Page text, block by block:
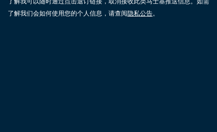
了解我们会如何使用您的个人信息，请查阅隐私公告。